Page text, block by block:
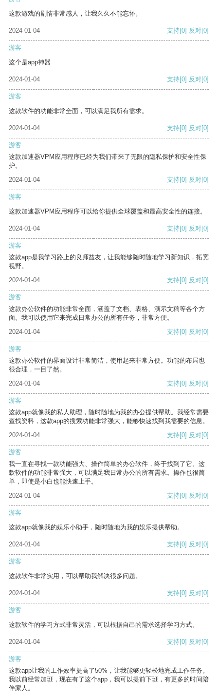
这款游戏的剧情非常感人，让我久久不能忘怀。
2024-01-04 支持[0] 反对[0]
游客
这个是app神器
2024-01-04 支持[0] 反对[0]
游客
这款软件的功能非常全面，可以满足我所有需求。
2024-01-04 支持[0] 反对[0]
游客
这款加速器VPM应用程序已经为我们带来了无限的隐私保护和安全性保
护。
2024-01-04
支持[0] 反对[0]
游客
这款加速器VPM应用程序可以给你提供全球覆盖和最高安全性的连接。
2024-01-04 支持[0] 反对[0]
游客
这款app是我学习路上的良师益友，让我能够随时随地学习新知识，拓宽
视野。
2024-01-04
支持[0] 反对[0]
游客
这款办公软件的功能非常全面，涵盖了文档、表格、演示文稿等各个方
面。我可以使用它来完成日常办公的所有任务，非常方便。
2024-01-04
支持[0] 反对[0]
游客
这款办公软件的界面设计非常简洁，使用起来非常方便。功能的布局也
很合理，一目了然。
2024-01-04
支持[0] 反对[0]
游客
这款app就像我的私人助理，随时随地为我的办公提供帮助。我经常需要
查找资料，这款app的搜索功能非常强大，能够快速找到我需要的信息。
2024-01-04
支持[0] 反对[0]
游客
我一直在寻找一款功能强大、操作简单的办公软件，终于找到了它。这
款软件的功能非常强大，可以满足我日常办公的所有需求。操作也很简
单，即使是小白也能快速上手。
2024-01-04
支持[0] 反对[0]
游客
这款app就像我的娱乐小助手，随时随地为我的娱乐提供帮助。
2024-01-04 支持[0] 反对[0]
游客
这款软件非常实用，可以帮助我解决很多问题。
2024-01-04 支持[0] 反对[0]
游客
这款软件的学习方式非常灵活，可以根据自己的需求选择学习方式。
2024-01-04 支持[0] 反对[0]
游客
这款app让我的工作效率提高了50%，让我能够更轻松地完成工作任务。
我以前经常加班，现在有了这个app，我可以提前下班，有更多的时间陪
伴家人。